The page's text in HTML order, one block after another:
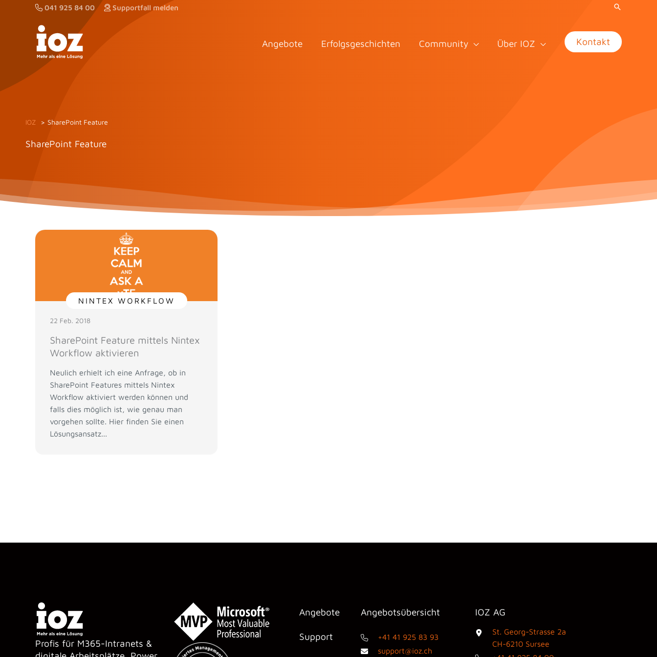
041 925 84 00 Supportfall melden
Angebote Erfolgsgeschichten Community Über IOZ Kontakt
IOZ SharePoint Feature
SharePoint Feature
NINTEX WORKFLOW
22 Feb. 2018
SharePoint Feature mittels Nintex
Workflow aktivieren
Neulich erhielt ich eine Anfrage, ob in
SharePoint Features mittels Nintex
Workflow aktiviert werden können und
falls dies möglich ist, wie genau man
vorgehen sollte. Hier finden Sie einen
Lösungsansatz...
Profis für M365-Intranets &
Angebote Angebotsübersicht
Support
+41 41 925 83 93
support@ioz.ch
IOZ AG
St. Georg-Strasse 2a
CH-6210 Sursee